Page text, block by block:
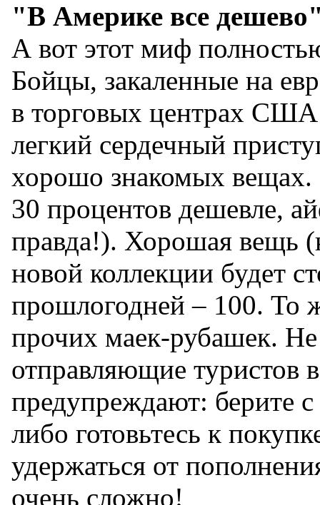
"В Америке все
А вот этот миф
Бойцы, закаленные на
в торговых центрах США
легкий сердечный
хорошо знакомых
30 процентов дешевле,
правда!). Хорошая вещь
новой коллекции будет
прошлогодней – 100. То
прочих маек-рубашек.
отправляющие туристов
предупреждают: берите
либо готовьтесь к
удержаться от
очень сложно!